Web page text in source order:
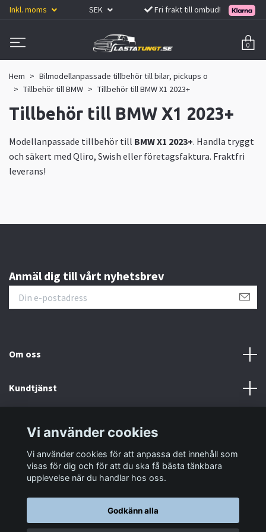
Inkl. moms SEK Fri frakt till ombud!
0
Hem
Bilmodellanpassade tillbehör till bilar, pickups o
Tillbehör till BMW
Tillbehör till BMW X1 2023+
Tillbehör till BMW X1 2023+
Modellanpassade tillbehör till BMW X1 2023+. Handla tryggt
och säkert med Qliro, Swish eller företagsfaktura. Fraktfri
leverans!
Anmäl dig till vårt nyhetsbrev
Om oss
Kundtjänst
Sociala medier
Vi använder cookies
Vi använder cookies för att anpassa det innehåll som
visas för dig och för att du ska få bästa tänkbara
upplevelse när du handlar hos oss.
Godkänn alla